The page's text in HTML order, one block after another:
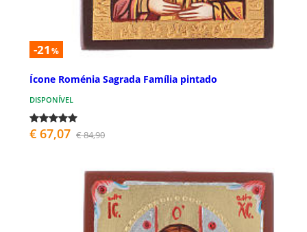
-21 %
Ícone Roménia Sagrada Família pintado
DISPONÍVEL
€ 67,07 € 84,90